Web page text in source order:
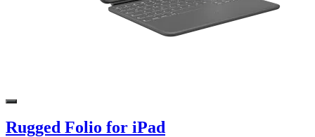
Rugged Folio for iPad